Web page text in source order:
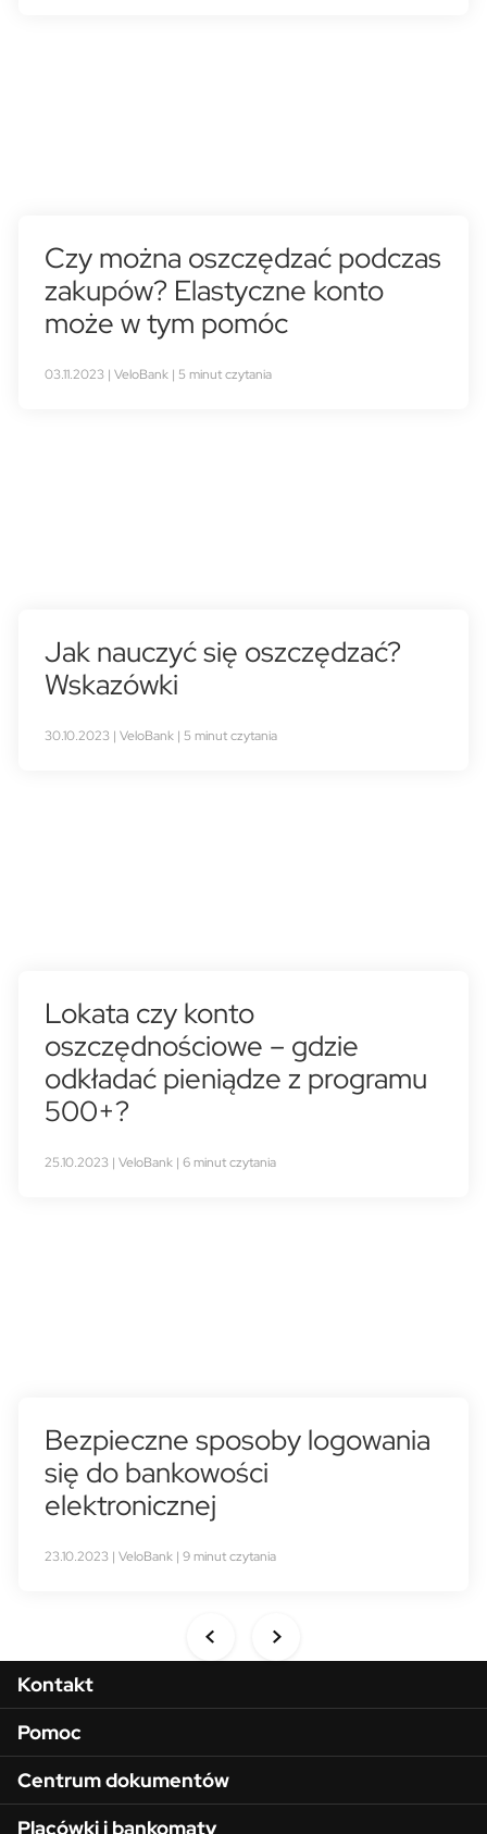
Czy można oszczędzać podczas
zakupów? Elastyczne konto
może w tym pomóc
03.11.2023 | VeloBank | 5 minut czytania
Jak nauczyć się oszczędzać?
Wskazówki
30.10.2023 | VeloBank | 5 minut czytania
Lokata czy konto
oszczędnościowe – gdzie
odkładać pieniądze z programu
500+?
25.10.2023 | VeloBank | 6 minut czytania
Bezpieczne sposoby logowania
się do bankowości
elektronicznej
23.10.2023 | VeloBank | 9 minut czytania
Menu w stopce
Kontakt
Pomoc
Centrum dokumentów
Placówki i bankomaty